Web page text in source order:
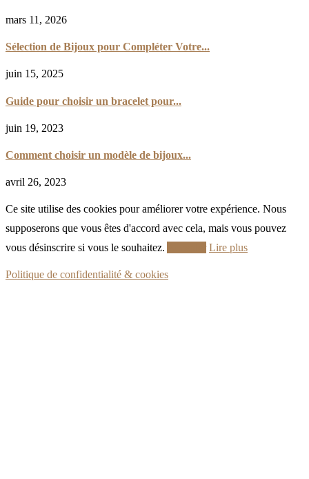
mars 11, 2026
Sélection de Bijoux pour Compléter Votre...
juin 15, 2025
Guide pour choisir un bracelet pour...
juin 19, 2023
Comment choisir un modèle de bijoux...
avril 26, 2023
Ce site utilise des cookies pour améliorer votre expérience. Nous
supposerons que vous êtes d'accord avec cela, mais vous pouvez
vous désinscrire si vous le souhaitez.
Lire plus
Politique de confidentialité & cookies